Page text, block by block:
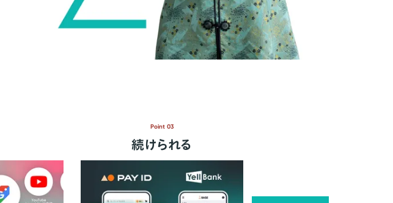
Point 03
続けられる